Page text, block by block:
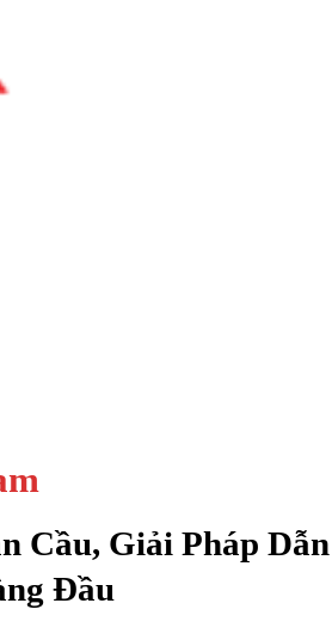
Cầu, Giải Pháp Dẫn
Đầu